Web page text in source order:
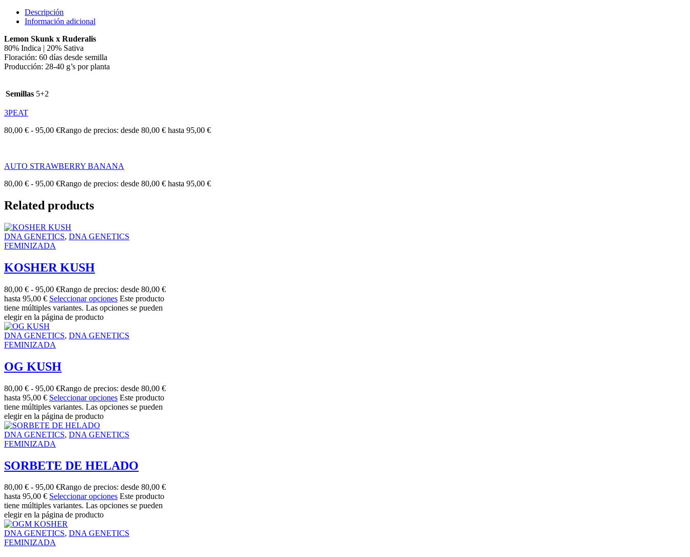
Descripción
Información adicional
Lemon Skunk x Ruderalis
80% Indica | 20% Sativa
Floración: 60 días desde semilla
Producción: 28-40 g’s por planta
Semillas 5+2
3PEAT
80,00 € - 95,00 €Rango de precios: desde 80,00 € hasta 95,00 €
AUTO STRAWBERRY BANANA
80,00 € - 95,00 €Rango de precios: desde 80,00 € hasta 95,00 €
Related products
DNA GENETICS, DNA GENETICS
FEMINIZADA
KOSHER KUSH
80,00 € - 95,00 €Rango de precios: desde 80,00 €
hasta 95,00 € Seleccionar opciones Este producto
tiene múltiples variantes. Las opciones se pueden
elegir en la página de producto
DNA GENETICS, DNA GENETICS
FEMINIZADA
OG KUSH
80,00 € - 95,00 €Rango de precios: desde 80,00 €
hasta 95,00 € Seleccionar opciones Este producto
tiene múltiples variantes. Las opciones se pueden
elegir en la página de producto
DNA GENETICS, DNA GENETICS
FEMINIZADA
SORBETE DE HELADO
80,00 € - 95,00 €Rango de precios: desde 80,00 €
hasta 95,00 € Seleccionar opciones Este producto
tiene múltiples variantes. Las opciones se pueden
elegir en la página de producto
DNA GENETICS, DNA GENETICS
FEMINIZADA